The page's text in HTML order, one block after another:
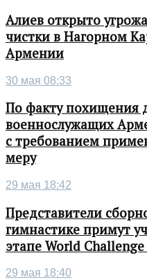
Алиев открыто
чистки в Нагорном
Армении
30 мая 08:33
По факту похищения
военнослужащих
с требованием
меру
29 мая 18:42
Представители
гимнастике примут
этапе World Challenge
29 мая 18:40